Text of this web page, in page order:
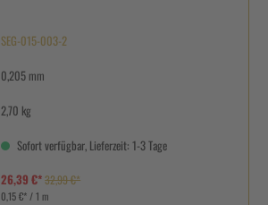
SEG-015-003-2
0,205 mm
2,70 kg
Sofort verfügbar, Lieferzeit: 1-3 Tage
26,39 €*32,99 €*
0,15 €* / 1 m